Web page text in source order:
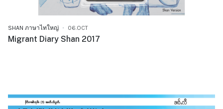
SHAN ภาษาไทใหญ่ 06.OCT
Migrant Diary Shan 2017